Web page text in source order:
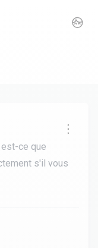
ce que
s'il vous